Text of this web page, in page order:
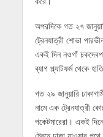
অপরদিকে গত ২৭
ট্রেনযাত্রী শোভা
একই দিন নওগাঁ
ব্যাগ প্ল্যাটফর্ম থেকে
গত ২৯ জানুয়ারি
নামে এক ট্রেনযাত্রী
পকেটমারেরা। একই